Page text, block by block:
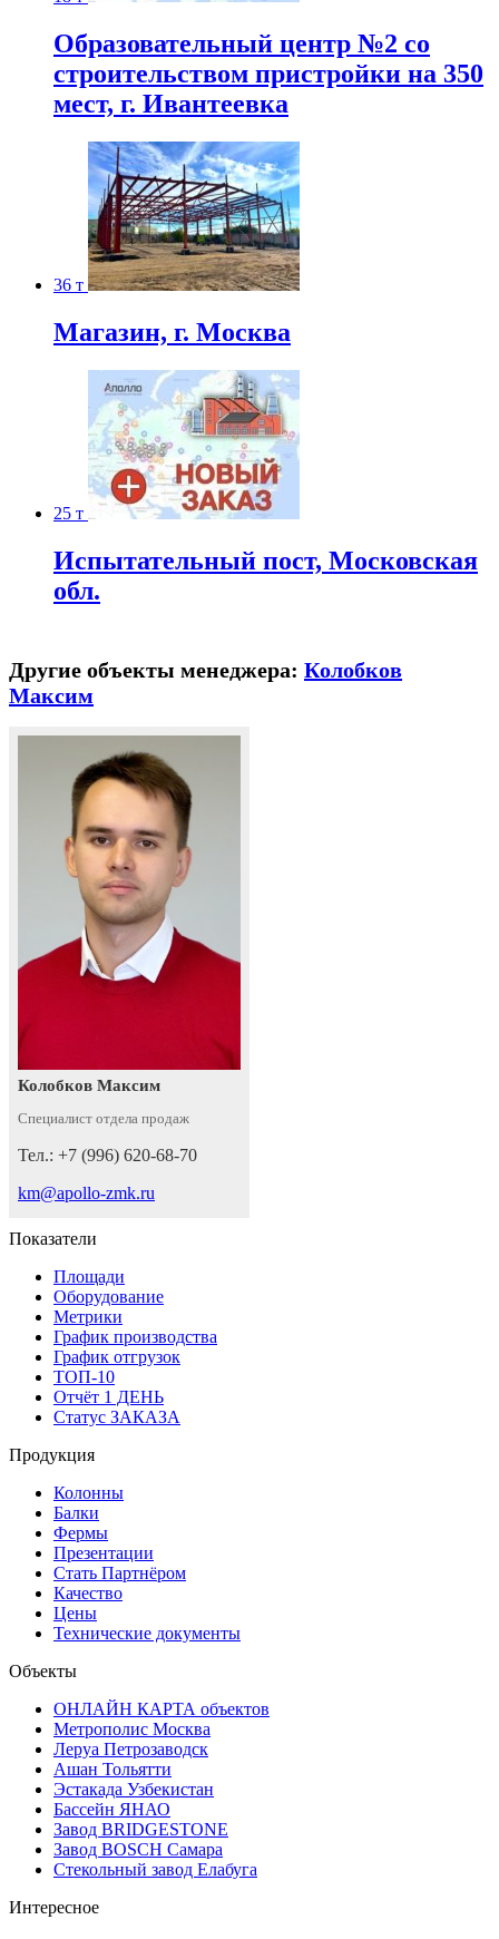
Образовательный центр №2 со
строительством пристройки на 350
мест, г. Ивантеевка
36 т
Магазин, г. Москва
25 т
Испытательный пост, Московская
обл.
Другие объекты менеджера: Колобков
Максим
Колобков Максим
Специалист отдела продаж
Тел.: +7 (996) 620-68-70
km@apollo-zmk.ru
Показатели
Площади
Оборудование
Метрики
График производства
График отгрузок
ТОП-10
Отчёт 1 ДЕНЬ
Статус ЗАКАЗА
Продукция
Колонны
Балки
Фермы
Презентации
Стать Партнёром
Качество
Цены
Технические документы
Объекты
ОНЛАЙН КАРТА объектов
Метрополис Москва
Леруа Петрозаводск
Ашан Тольятти
Эстакада Узбекистан
Бассейн ЯНАО
Завод BRIDGESTONE
Завод BOSCH Самара
Стекольный завод Елабуга
Интересное